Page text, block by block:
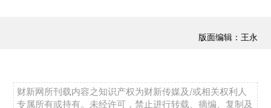
版面编辑：王永
财新网所刊载内容之知识产权为财新传媒及/或相关权利人
专属所有或持有。未经许可，禁止进行转载、摘编、复制及